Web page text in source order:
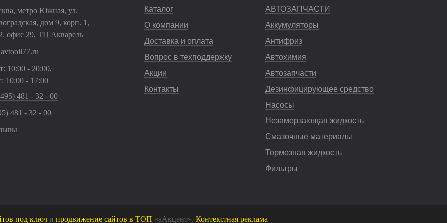
метро Южная, ул.
дом 9, корп. 1,
офис 29, ТЦ Акварель
10:00 - 20:00,
10:00 - 17:00
481 - 32 - 00
481 - 32 - 00
Каталог
О компании
Доставка и оплата
Вопрос в техподдержку
Акции
Контакты
АВТОЗАПЧАСТИ
Аккумуляторы
Антифриз
Автохимия
Автозапчасти
Дезинфицирующее средство
Насосы
Незамерзающая жидкость
Смазочные материалы
Тормозная жидкость
Фильтры
под ключи продвижение сайтов в ТОП «аАкцент». Контекстная реклама